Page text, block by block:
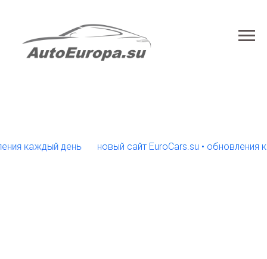
каждый день новый сайт EuroCars.su • обновления